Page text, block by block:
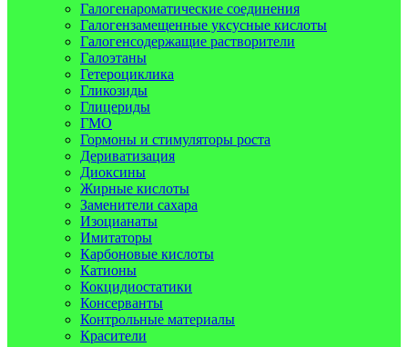
Галогенароматические соединения
Галогензамещенные уксусные кислоты
Галогенсодержащие растворители
Галоэтаны
Гетероциклика
Гликозиды
Глицериды
ГМО
Гормоны и стимуляторы роста
Дериватизация
Диоксины
Жирные кислоты
Заменители сахара
Изоцианаты
Имитаторы
Карбоновые кислоты
Катионы
Кокцидиостатики
Консерванты
Контрольные материалы
Красители